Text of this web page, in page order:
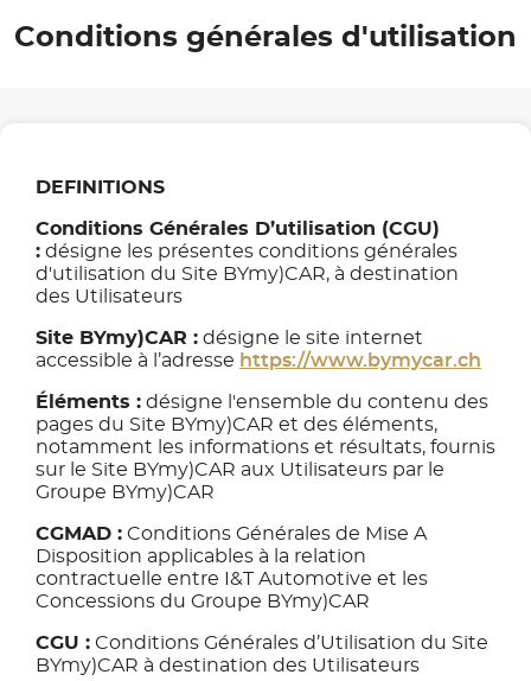
Conditions générales d'utilisation
DEFINITIONS
Conditions Générales D’utilisation (CGU)
: désigne les présentes conditions générales
d'utilisation du Site BYmy)CAR, à destination
des Utilisateurs
Site BYmy)CAR : désigne le site internet
accessible à l’adresse https://www.bymycar.ch
Éléments : désigne l'ensemble du contenu des
pages du Site BYmy)CAR et des éléments,
notamment les informations et résultats, fournis
sur le Site BYmy)CAR aux Utilisateurs par le
Groupe BYmy)CAR
CGMAD : Conditions Générales de Mise A
Disposition applicables à la relation
contractuelle entre I&T Automotive et les
Concessions du Groupe BYmy)CAR
CGU : Conditions Générales d’Utilisation du Site
BYmy)CAR à destination des Utilisateurs